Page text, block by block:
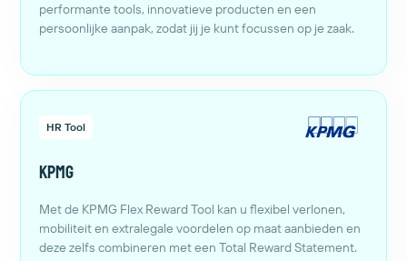
performante tools, innovatieve producten en een
persoonlijke aanpak, zodat jij je kunt focussen op je zaak.
HR Tool
KPMG
Met de KPMG Flex Reward Tool kan u flexibel verlonen,
mobiliteit en extralegale voordelen op maat aanbieden en
deze zelfs combineren met een Total Reward Statement.